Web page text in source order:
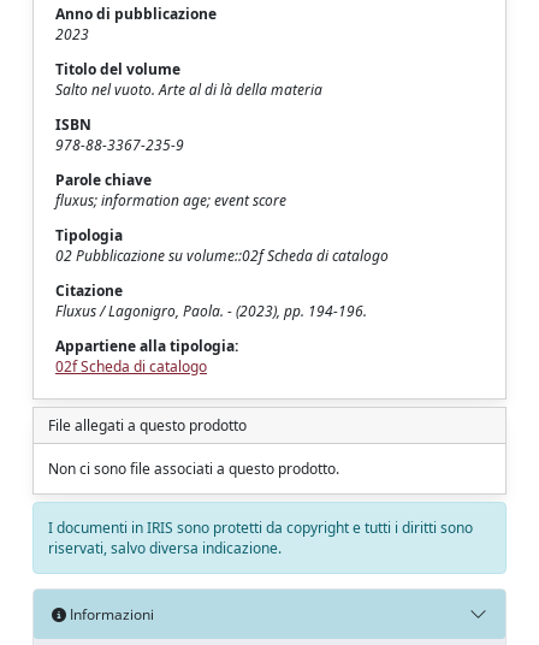
Anno di pubblicazione
2023
Titolo del volume
Salto nel vuoto. Arte al di là della materia
ISBN
978-88-3367-235-9
Parole chiave
fluxus; information age; event score
Tipologia
02 Pubblicazione su volume::02f Scheda di catalogo
Citazione
Fluxus / Lagonigro, Paola. - (2023), pp. 194-196.
Appartiene alla tipologia:
02f Scheda di catalogo
File allegati a questo prodotto
Non ci sono file associati a questo prodotto.
I documenti in IRIS sono protetti da copyright e tutti i diritti sono
riservati, salvo diversa indicazione.
Informazioni